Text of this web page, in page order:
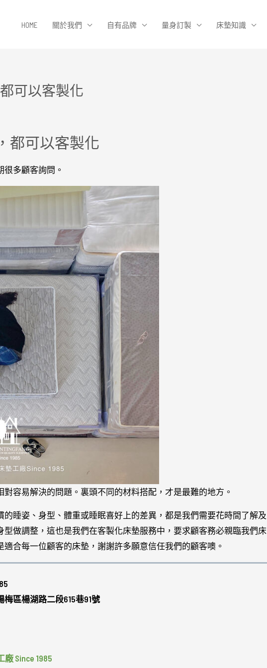
HOME 關於我們 自有品牌 量身訂製 床墊知識
可以客製化
都可以客製化
很多顧客詢問。
容易解決的問題。裏頭不同的材料搭配，才是最難的地方。
睡姿、身型、體重或睡眠喜好上的差異，都是我們需要花時間了解及
做調整，這也是我們在客製化床墊服務中，要求顧客務必親臨我們床
合每一位顧客的床墊，謝謝許多願意信任我們的顧客噢。
區楊湖路二段615巷91號
廠 Since 1985